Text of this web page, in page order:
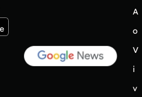
A
o
V
i
v